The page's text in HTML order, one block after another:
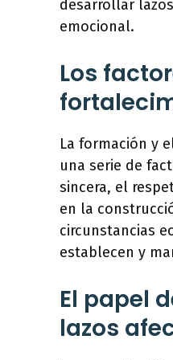
desarrollar
emocional.
Los
La formación y
una serie de
sincera, el
en la
circunstancias
establecen y
El papel
lazos